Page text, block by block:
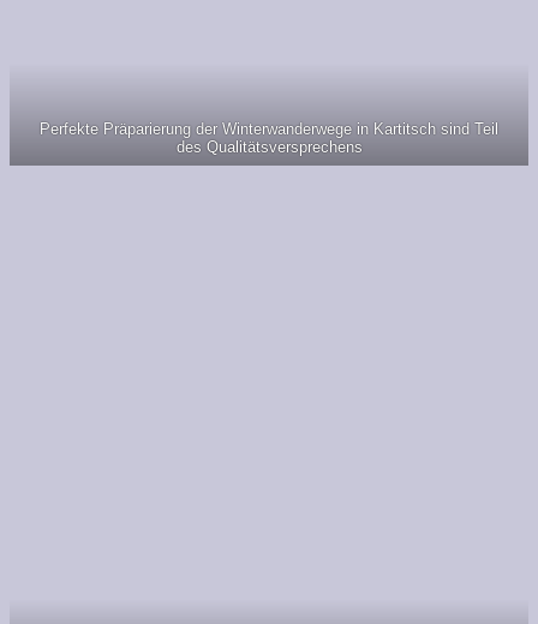
Perfekte Präparierung der Winterwanderwege in Kartitsch sind Teil
des Qualitätsversprechens